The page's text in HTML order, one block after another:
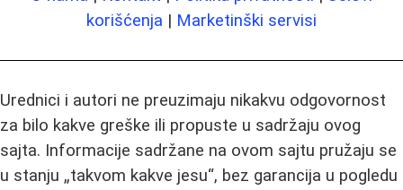
korišćenja | Marketinški servisi
Urednici i autori ne preuzimaju nikakvu odgovornost
za bilo kakve greške ili propuste u sadržaju ovog
sajta. Informacije sadržane na ovom sajtu pružaju se
u stanju „takvom kakve jesu“, bez garancija u pogledu